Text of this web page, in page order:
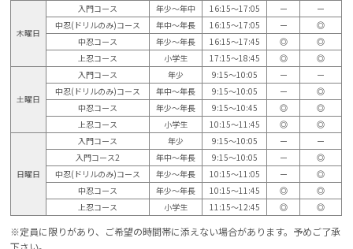
木曜日
入門コース 年少～年中 16:15～17:05 ー
ー
中忍(ドリルのみ)コース
年中～年長 16:15～17:05 ー
◎
中忍コース
年少～年長 16:15～17:45 ◎
◎
上忍コース
小学生 17:15～18:45 ◎ ◎
土曜日
入門コース 年少 9:15～10:05 ー
ー
中忍(ドリルのみ)コース
年中～年長 9:15～10:05 ー
◎
中忍コース
年少～年長 9:15～10:45 ◎
◎
上忍コース
小学生 10:15～11:45 ◎ ◎
日曜日
入門コース 年少 9:15～10:05 ー
ー
入門コース2
年中～年長 9:15～10:05 ー
◎
中忍(ドリルのみ)コース
年少～年長 10:15～11:05 ー
◎
中忍コース
年少～年長 10:15～11:45 ◎
◎
上忍コース
小学生 11:15～12:45 ◎ ◎
※定員に限りがあり、ご希望の時間帯に添えない場合があります。予めご了承